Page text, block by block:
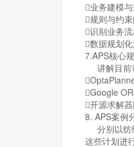
业务建模与
规则与约
识别业务
数据规划
7.APS核心
讲解目前
Google
开源求解
8. APS案例
分别以纺
这些计划进